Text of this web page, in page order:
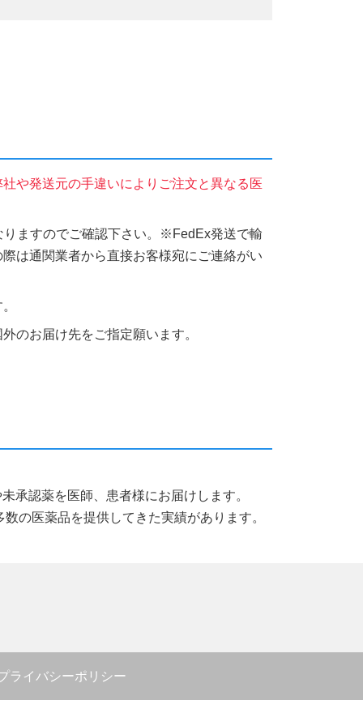
や発送元の手違いによりご注文と異なる医
ますのでご確認下さい。※FedEx発送で輸
は通関業者から直接お客様宛にご連絡がい
のお届け先をご指定願います。
承認薬を医師、患者様にお届けします。
の医薬品を提供してきた実績があります。
ライバシーポリシー